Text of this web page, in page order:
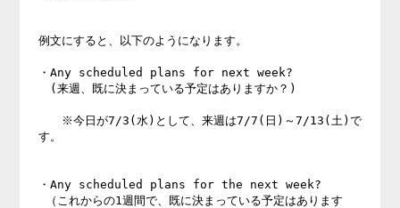
例文にすると、以下のようになります。
・Any scheduled plans for next week?
(来週、既に決まっている予定はありますか？)
※今日が7/3(水)として、来週は7/7(日)～7/13(土)で
す。
・Any scheduled plans for the next week?